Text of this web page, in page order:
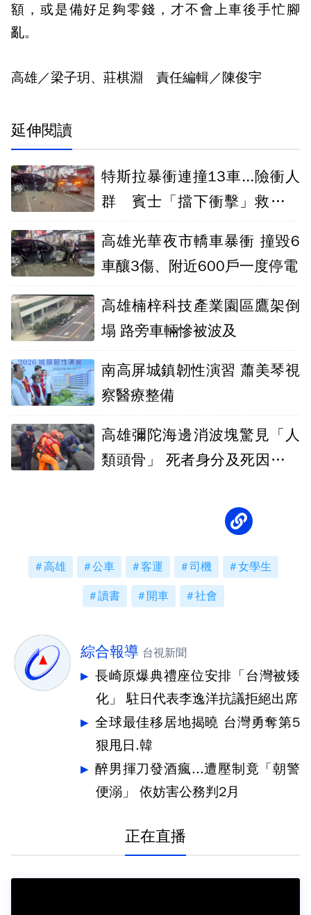
額，或是備好足夠零錢，才不會上車後手忙腳
亂。
高雄／梁子玥、莊棋淵 責任編輯／陳俊宇
延伸閱讀
特斯拉暴衝連撞13車...險衝人
群 賓士「擋下衝擊」救了很
高雄光華夜市轎車暴衝 撞毀6
車釀3傷、附近600戶一度停電
高雄楠梓科技產業園區鷹架倒
塌 路旁車輛慘被波及
南高屏城鎮韌性演習 蕭美琴視
察醫療整備
高雄彌陀海邊消波塊驚見「人
類頭骨」 死者身分及死因仍在
高雄 公車 客運 司機 女學生
讀書 開車 社會
綜合報導 台視新聞
長崎原爆典禮座位安排「台灣被矮
化」 駐日代表李逸洋抗議拒絕出席
全球最佳移居地揭曉 台灣勇奪第5
狠甩日.韓
醉男揮刀發酒瘋...遭壓制竟「朝警
便溺」 依妨害公務判2月
正在直播